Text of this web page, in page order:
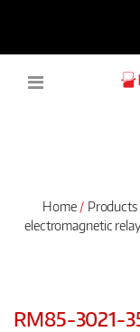
Home Products
electromagnetic
RM85-3021-